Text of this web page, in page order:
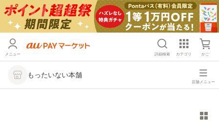
メニュー 詳細検索 カテゴリ かご
もったいない本舗
店舗メニュー